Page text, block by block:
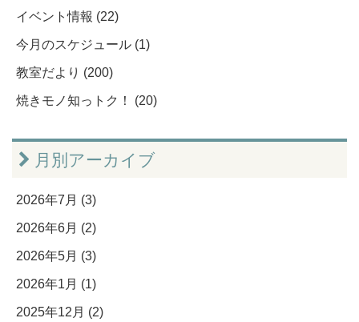
イベント情報 (22)
今月のスケジュール (1)
教室だより (200)
焼きモノ知っトク！ (20)
月別アーカイブ
2026年7月 (3)
2026年6月 (2)
2026年5月 (3)
2026年1月 (1)
2025年12月 (2)